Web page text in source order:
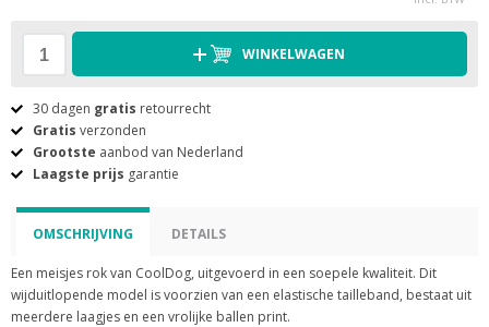
WINKELWAGEN
30 dagen gratis retourrecht
Gratis verzonden
Grootste aanbod van Nederland
Laagste prijs garantie
OMSCHRIJVING DETAILS
Een meisjes rok van CoolDog, uitgevoerd in een soepele kwaliteit. Dit
wijduitlopende model is voorzien van een elastische tailleband, bestaat uit
meerdere laagjes en een vrolijke ballen print.